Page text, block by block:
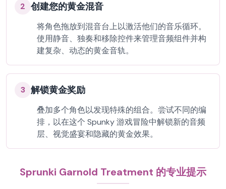
2 创建您的黄金混音
将角色拖放到混音台上以激活他们的音乐循环。
使用静音、独奏和移除控件来管理音频组件并构
建复杂、动态的黄金音轨。
3 解锁黄金奖励
叠加多个角色以发现特殊的组合。尝试不同的编
排，以在这个 Spunky 游戏冒险中解锁新的音频
层、视觉盛宴和隐藏的黄金效果。
Sprunki Garnold Treatment 的专业提示